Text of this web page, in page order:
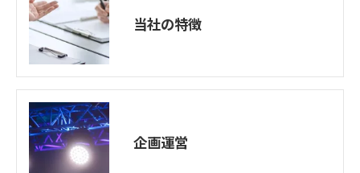
当社の特徴
企画運営